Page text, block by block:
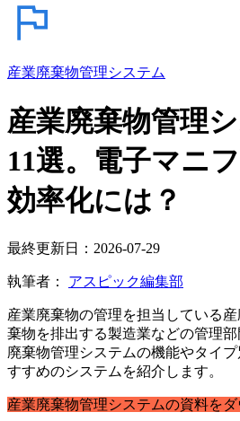
産業廃棄物管理システム
産業廃棄物管理
11選。電子マニ
効率化には？
最終更新日：2026-07-29
執筆者： アスピック編集部
産業廃棄物の管理を担当している
棄物を排出する製造業などの管理
廃棄物管理システムの機能やタイ
すすめのシステムを紹介します。
産業廃棄物管理システムの資料をダ